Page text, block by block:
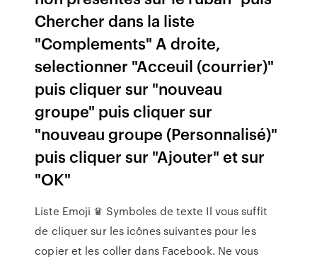
Chercher dans la liste
"Complements" A droite,
selectionner "Acceuil (courrier)"
puis cliquer sur "nouveau
groupe" puis cliquer sur
"nouveau groupe (Personnalisé)"
puis cliquer sur "Ajouter" et sur
"OK"
Liste Emoji ♛ Symboles de texte Il vous suffit
de cliquer sur les icônes suivantes pour les
copier et les coller dans Facebook. Ne vous